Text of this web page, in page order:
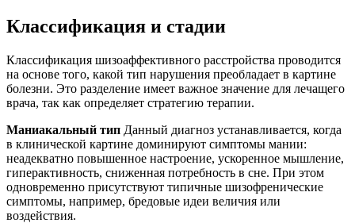
Классификация и стадии
Классификация шизоаффективного расстройства проводится
на основе того, какой тип нарушения преобладает в картине
болезни. Это разделение имеет важное значение для лечащего
врача, так как определяет стратегию терапии.
Маниакальный тип Данный диагноз устанавливается, когда
в клинической картине доминируют симптомы мании:
неадекватно повышенное настроение, ускоренное мышление,
гиперактивность, сниженная потребность в сне. При этом
одновременно присутствуют типичные шизофренические
симптомы, например, бредовые идеи величия или
воздействия.